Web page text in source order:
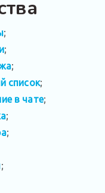
;
;
;
список;
в чате;
;
;
;